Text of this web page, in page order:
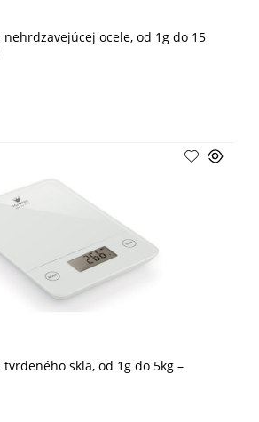
nehrdzavejúcej ocele, od 1g do 15
tvrdeného skla, od 1g do 5kg –